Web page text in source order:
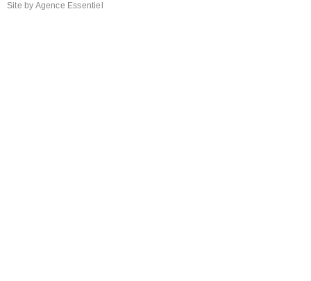
Site by Agence Essentiel